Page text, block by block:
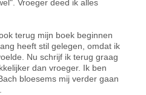
Vroeger deed ik alles
terug mijn boek beginnen
heeft stil gelegen, omdat ik
Nu schrijf ik terug graag
dan vroeger. Ik ben
bloesems mij verder gaan